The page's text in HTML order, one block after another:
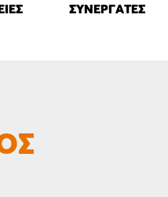
ΣΥΝΕΡΓΑΤΕΣ